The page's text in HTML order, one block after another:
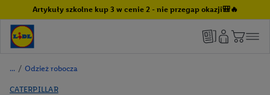
Artykuły szkolne kup 3 w cenie 2 - nie przegap okazji🎒🔥
/ Odzież robocza
CATERPILLAR